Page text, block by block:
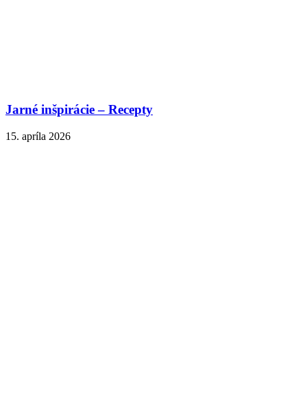
Jarné inšpirácie – Recepty
15. apríla 2026